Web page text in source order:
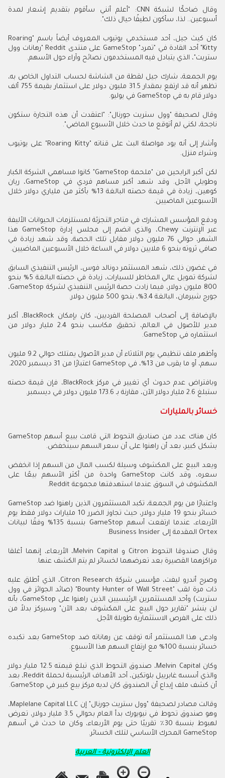
وقال ضاحكًا لشبكة CNN: "أعلم أنني سأقوم بتقديم إشعار لمدة
أسبوعين.. لذا، سأكون لطيفًا حيال ذلك".
كان كيث جيل، أحد مستخدمي يوتيوب المعروف أيضاً باسم "Roaring
Kitty" أحد القادة في "تمرد" GameStop على منتدى Reddit "رهانات وول
ستريت"، الذي يتبادل فيه المستخدمون نصائح وآراء حول الأسهم.
يوم الجمعة، شارك جيل لقطة من الشاشة لحساب التداول الخاص به،
تظهر أنه قد ارتفع بمقدار 31.5 مليون دولار على استثمار بقيمة 755 ألف
دولار قام به في GameStop في يوليو.
وقال لصحيفة "وول ستريت جورنال": "اعتقدت أن هذه التجارة ستكون
ناجحة، لكني لم أتوقع ما حدث خلال الأسبوع الماضي".
وأشار إلى أنه يود مواصلة البث على قناته "Roaring Kitty" على يوتيوب
وشراء منزل.
لكن أكبر الرابحين من "ملحمة GameStop" كانوا مساهمي الشركة الكبار
وطويلي الأجل. وقد شهد أكبر مساهم فردي في GameStop، ريان
كوهين، زيادة في قيمة حصته البالغة 13% بأكثر من ملياري دولار خلال
الأسبوعين الماضيين.
ودفع المؤسس المشارك في متاجر التجزئة لمستلزمات الحيوانات الأليفة
عبر الإنترنت Chewy، والذي انضم إلى مجلس إدارة GameStop هذا
الشهر، حوالي 76 مليون دولار مقابل تلك الحصة، وقد شهد زيادة في
صافي ثروته بنحو 6 ملايين دولار في الساعة خلال الأسبوعين الماضيين.
في غضون ذلك، شهد المستثمر دونالد فوس، الرئيس التنفيذي السابق
لشركة تمويل عالي المخاطر للسيارات، زيادة في حصته البالغة 5% بنحو
800 مليون دولار، فيما زادت حصة الرئيس التنفيذي لشركة GameStop،
جورج شيرمان، البالغة 3.4%، بنحو 500 مليون دولار.
بالإضافة إلى أصحاب المصلحة الفرديين، كان بإمكان BlackRock، أكبر
مدير للأصول في العالم، تحقيق مكاسب بنحو 2.4 مليار دولار من
استثماره في GameStop.
وأظهر ملف تنظيمي يوم الثلاثاء أن مدير الأصول يمتلك حوالي 9.2 مليون
سهم، أو ما يقرب من 13%، في GameStop اعتبارًا من 31 ديسمبر 2020.
وبافتراض عدم حدوث أي تغيير في مركز BlackRock، فإن قيمة حصته
ستبلغ 2.6 مليار دولار الآن، مقارنة بـ 173.6 مليون دولار في ديسمبر.
خسائر بالمليارات
كان هناك عدد من صناديق التحوط التي قامت ببيع أسهم GameStop
بشكل كبير، بعد أن راهنوا على أن سعر السهم سينخفض.
ويعد البيع على المكشوف وسيلة لكسب المال من السهم إذا انخفض
سعره، وقد كانت GameStop واحدة من أكثر الأسهم بيعًا على
المكشوف في السوق عندما استهدفتها مجموعة Reddit.
واعتبارًا من يوم الجمعة، تكبد المستثمرون الذين راهنوا ضد GameStop
خسائر بنحو 19 مليار دولار، حيث تجاوز الضرر 10 مليارات دولار فقط يوم
الأربعاء، عندما ارتفعت أسهم GameStop بنسبة 135% وفقًا لبيانات
Ortex المقدمة إلى Business Insider.
وقال صندوقا التحوط Citron و Melvin Capital، الأربعاء، إنهما أغلقا
مراكزهما القصيرة بعد تعرضهما لخسائر لم يتم الكشف عنها.
وصرح أندرو ليفت، مؤسس شركة Citron Research، الذي أطلق عليه
ذات مرة لقب "Bounty Hunter of Wall Street" (صائد الجوائز في وول
ستريت) وأحد المستثمرين الرئيسيين الذين راهنوا على GameStop، بأنه
لن ينشر "تقارير حول البيع على المكشوف بعد الآن" وسيركز بدلاً من
ذلك على الفرص الاستثمارية طويلة الأجل.
وادعى هذا المستثمر أنه توقف عن رهاناته ضد GameStop بعد تكبده
خسائر بنسبة 100% مع ارتفاع السهم هذا الأسبوع.
وكان Melvin Capital، صندوق التحوط الذي تبلغ قيمته 12.5 مليار دولار
والذي أسسه غابرييل بلوتكين، أحد الأهداف الرئيسية لحملة Reddit، بعد
أن كشف ملف إيداع أن الصندوق كان لديه مركز بيع كبير في GameStop.
وقالت مصادر لصحيفة "وول ستريت جورنال" إن Maplelane Capital LLC،
وهو صندوق تحوط في نيويورك بدأ العام بحوالي 3.5 مليار دولار، تعرض
لهبوط بنسبة 30٪ تقريبًا حتى يوم الأربعاء، وكان ما حدث في أسهم
GameStop المحرك الأساسي لتلك الخسائر.
العلم الإلكترونية - العربية